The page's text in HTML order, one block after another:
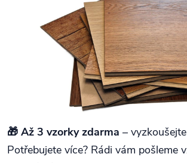
🎁 Až 3 vzorky zdarma –
Potřebujete více? Rádi vám pošleme